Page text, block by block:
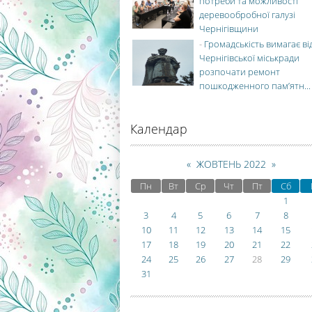
деревообробної галузі
Чернігівщини
- Громадськість вимагає
Чернігівської міськради
розпочати ремонт
пошкодженного пам’ятн...
Календар
« ЖОВТЕНЬ 2022 »
Пн Вт Ср Чт Пт Сб
1
3
4 5 6 7 8
10
11 12 13 14 15
17
18 19 20 21 22
24
25 26 27 28 29
31